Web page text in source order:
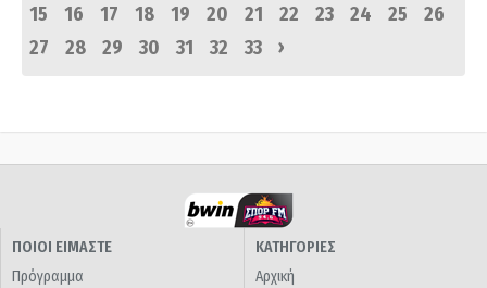
15
16 17 18 19 20 21 22 23 24 25
26
27
28 29 30 31 32 33 ›
ΠΟΙΟΙ ΕΙΜΑΣΤΕ
Πρόγραμμα
ΚΑΤΗΓΟΡΙΕΣ
Αρχική